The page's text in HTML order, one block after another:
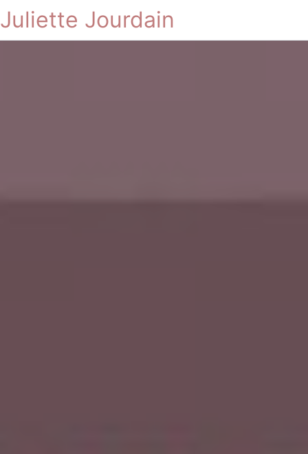
Juliette Jourdain